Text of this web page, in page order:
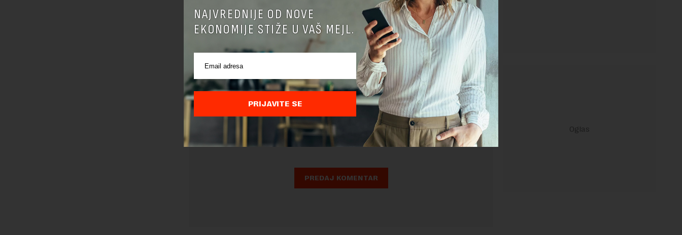
Pre slanja komentara, molimo vas da se upoznate sapravilima komentarisanja i pravilima
Sajt je zaštićen pomocu reCaptcha i Google. Google Politika PrivatnostiiGoogle Uslovi
NAJVREDNIJE OD NOVE
EKONOMIJE STIŽE U VAŠ MEJL.
PRIJAVITE SE